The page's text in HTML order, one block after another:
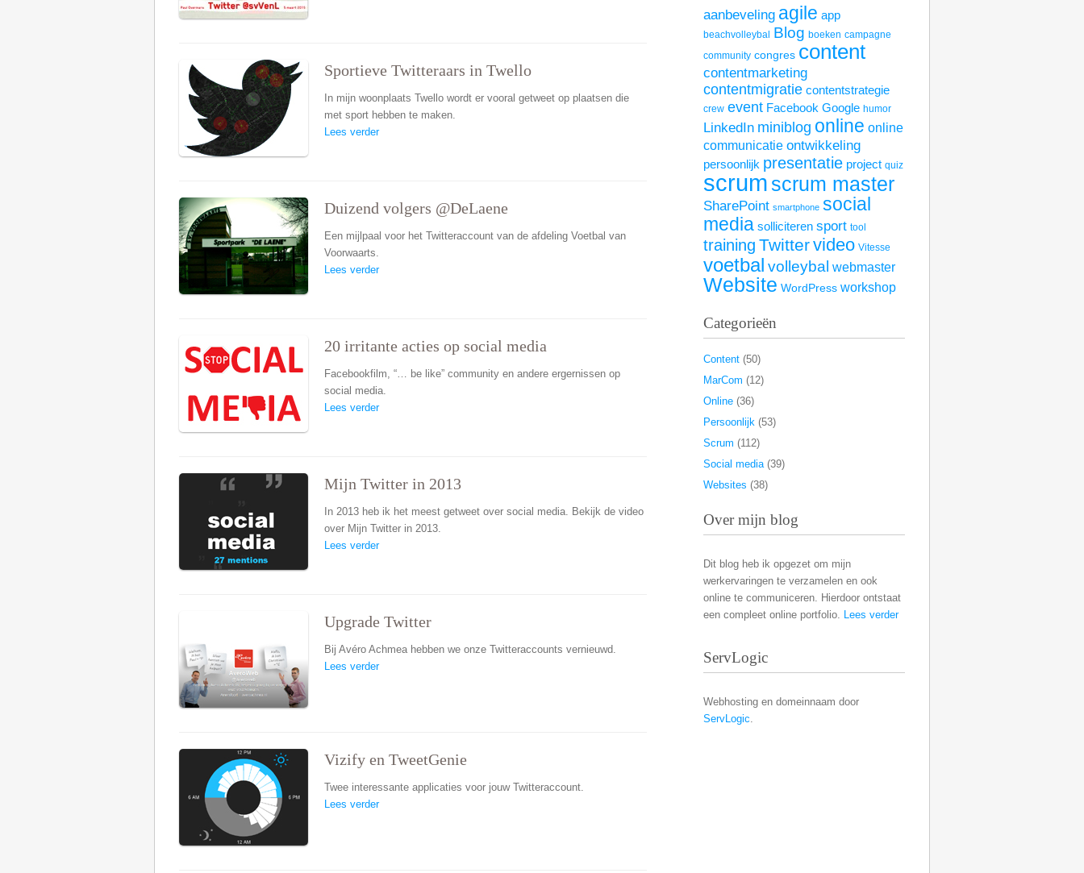
Sportieve Twitteraars in Twello
In mijn woonplaats Twello wordt er vooral getweet op plaatsen die
met sport hebben te maken.
Lees verder
Duizend volgers @DeLaene
Een mijlpaal voor het Twitteraccount van de afdeling Voetbal van
Voorwaarts.
Lees verder
20 irritante acties op social media
Facebookfilm, “… be like” community en andere ergernissen op
social media.
Lees verder
Mijn Twitter in 2013
In 2013 heb ik het meest getweet over social media. Bekijk de video
over Mijn Twitter in 2013.
Lees verder
Upgrade Twitter
Bij Avéro Achmea hebben we onze Twitteraccounts vernieuwd.
Lees verder
Vizify en TweetGenie
Twee interessante applicaties voor jouw Twitteraccount.
Lees verder
aanbeveling agile app
beachvolleybal Blog boeken campagne
community congres content
contentmarketing
contentmigratie contentstrategie
crew event Facebook Google humor
LinkedIn miniblog online online
communicatie ontwikkeling
persoonlijk presentatie project quiz
scrum scrum master
SharePoint smartphone social
media solliciteren sport tool
training Twittervideo Vitesse
voetbal volleybal webmaster
Website WordPress workshop
Categorieën
Content (50)
MarCom (12)
Online (36)
Persoonlijk (53)
Scrum (112)
Social media(39)
Websites (38)
Over mijn blog
Dit blog heb ik opgezet om mijn
werkervaringen te verzamelen en ook
online te communiceren. Hierdoor ontstaat
een compleet online portfolio. Lees verder
ServLogic
Webhosting en domeinnaam door
ServLogic.